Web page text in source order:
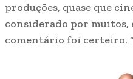
produções, quase que
considerado por muitos,
comentário foi certeiro.